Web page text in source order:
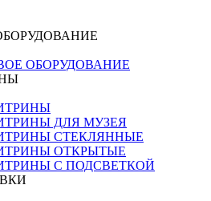
ОБОРУДОВАНИЕ
ДЛЯ МУЗЕЯ
СТЕКЛЯННЫЕ
ОТКРЫТЫЕ
С ПОДСВЕТКОЙ